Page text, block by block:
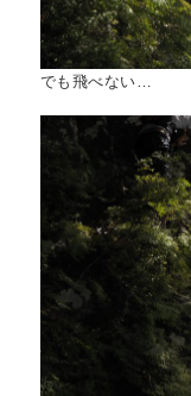
でも飛べない…